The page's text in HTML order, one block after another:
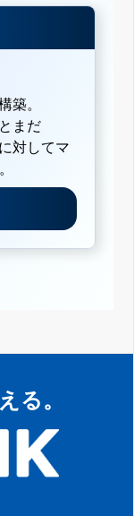
築。
まだ
対してマ
る。